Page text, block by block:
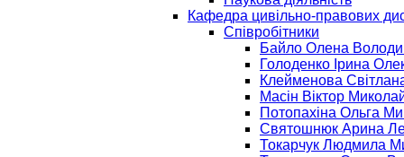
Кафедра цивільно-правових
Співробітники
Байло Олена
Голоденко Ірина
Клейменова
Масін Віктор
Потопахіна Ольга
Святошнюк Арина
Токарчук Людмила